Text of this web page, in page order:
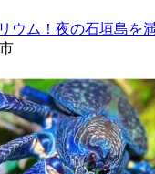
ウム！夜の石垣島